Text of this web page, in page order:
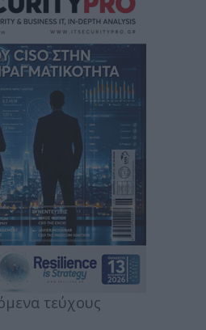
τεύχους